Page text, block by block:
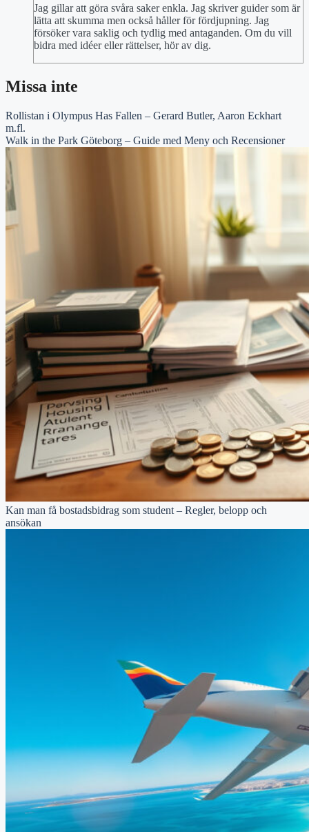
Jag gillar att göra svåra saker enkla. Jag skriver guider som är
lätta att skumma men också håller för fördjupning. Jag
försöker vara saklig och tydlig med antaganden. Om du vill
bidra med idéer eller rättelser, hör av dig.
Missa inte
Rollistan i Olympus Has Fallen – Gerard Butler, Aaron Eckhart
m.fl.
Walk in the Park Göteborg – Guide med Meny och Recensioner
Kan man få bostadsbidrag som student – Regler, belopp och
ansökan